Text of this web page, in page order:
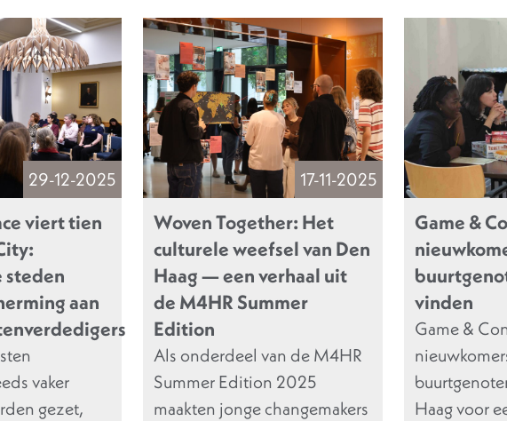
29-12-2025
viert tien
steden
aan
vaker
gezet,
17-11-2025
Woven Together: Het
culturele weefsel van Den
Haag — een verhaal uit
de M4HR Summer
Edition
Als onderdeel van de M4HR
Summer Edition 2025
maakten jonge changemakers
Game &
vinden
Game &
Haag voor